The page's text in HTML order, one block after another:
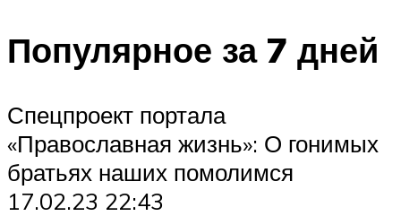
Популярное за 7 дней
Спецпроект портала
«Православная жизнь»: О гонимых
братьях наших помолимся
17.02.23 22:43